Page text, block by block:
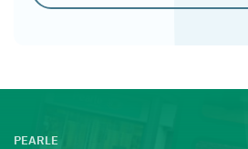
PEARLE